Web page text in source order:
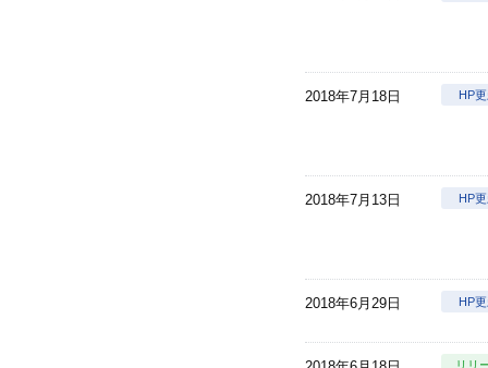
2018年7月18日 HP
2018年7月13日 HP
2018年6月29日 HP
リリ